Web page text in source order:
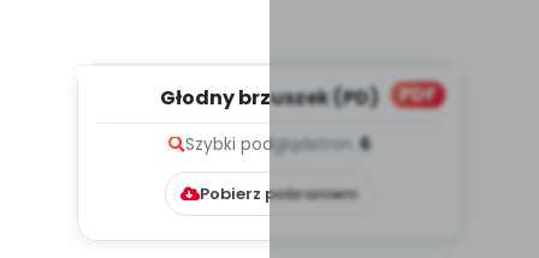
PDF
Głodny brzuszek (PD)
Szybki podglądstron: 6
Pobierz pobraniem